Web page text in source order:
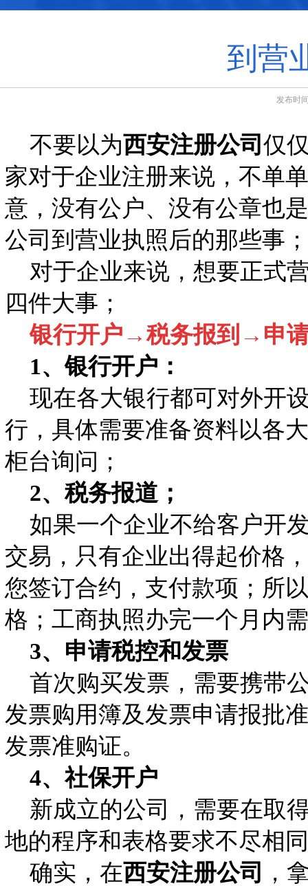
到营
发布时
不要以为西安注册公司 仅
家对于企业注册来说，不单
意，没有公户、没有公章也
公司到营业执照后的那些事；
对于企业来说，想要正式
四件大事；
银行开户→税务报到→申
1、银行开户：
现在各大银行都可对外开
行，具体需要准备资料以各
柜台询问；
2、税务报道；
如果一个企业不给客户开
交易，只有企业出得起价格
您签订合约，支付款项；所
格；工商执照办完一个月内
3、申请税控和发票
首次购买发票，需要携带
发票购用簿及发票申请报批
发票准购证。
4、社保开户
新成立的公司，需要在取
地的程序和表格要求不尽相
确实，在西安注册公司
，